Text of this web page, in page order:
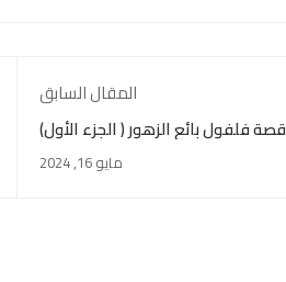
المقال السابق
قصة فلفول بائع الزهور ( الجزء الأول)
مايو 16, 2024